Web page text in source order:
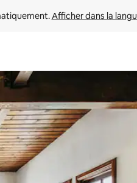
Afficher dans la